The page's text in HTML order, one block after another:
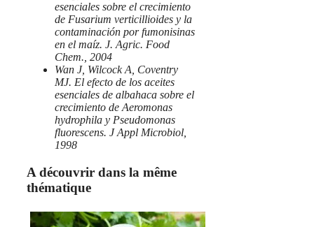
esenciales sobre el crecimiento
de Fusarium verticillioides y la
contaminación por fumonisinas
en el maíz. J. Agric. Food
Chem., 2004
Wan J, Wilcock A, Coventry
MJ. El efecto de los aceites
esenciales de albahaca sobre el
crecimiento de Aeromonas
hydrophila y Pseudomonas
fluorescens. J Appl Microbiol,
1998
A découvrir dans la même
thématique